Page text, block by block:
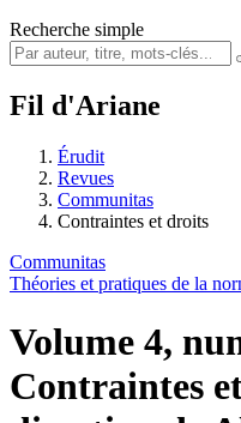
Recherche simple
Fil d'Ariane
Érudit
Revues
Communitas
Contraintes et droits
Communitas
Théories et pratiques de la
Volume 4,
Contraintes